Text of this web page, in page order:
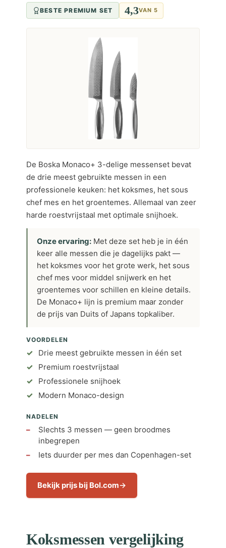
BESTE PREMIUM SET 4,3VAN 5
De Boska Monaco+ 3-delige messenset bevat
de drie meest gebruikte messen in een
professionele keuken: het koksmes, het sous
chef mes en het groentemes. Allemaal van zeer
harde roestvrijstaal met optimale snijhoek.
Onze ervaring: Met deze set heb je in één
keer alle messen die je dagelijks pakt —
het koksmes voor het grote werk, het sous
chef mes voor middel snijwerk en het
groentemes voor schillen en kleine details.
De Monaco+ lijn is premium maar zonder
de prijs van Duits of Japans topkaliber.
VOORDELEN
Drie meest gebruikte messen in één set
Premium roestvrijstaal
Professionele snijhoek
Modern Monaco-design
NADELEN
Slechts 3 messen — geen broodmes
inbegrepen
Iets duurder per mes dan Copenhagen-set
Bekijk prijs bij Bol.com
Koksmessen vergelijking